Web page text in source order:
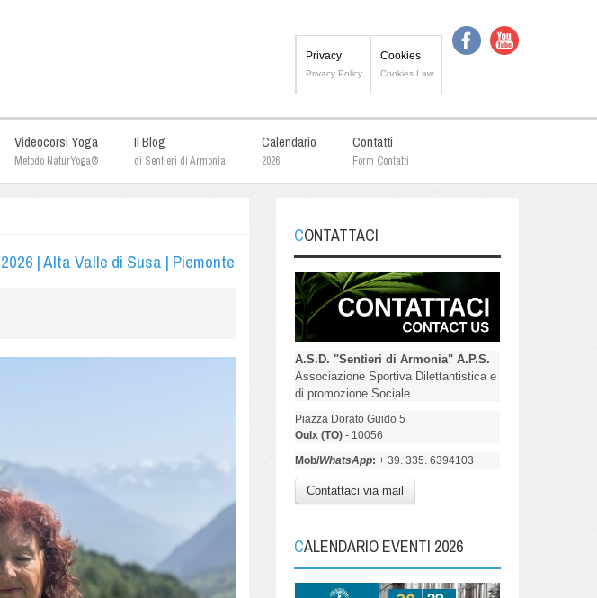
Privacy
Privacy Policy
Cookies
Cookies Law
Videocorsi Yoga
Metodo NaturYoga®
Il Blog
di Sentieri di Armonia
Calendario
2026
Contatti
Form Contatti
| Alta Valle di Susa | Piemonte
CONTATTACI
A.S.D. "Sentieri di Armonia" A.P.S.
Associazione Sportiva Dilettantistica e
di promozione Sociale.
Piazza Dorato Guido 5
Oulx (TO)- 10056
Mob/WhatsApp: + 39. 335. 6394103
Contattaci via mail
CALENDARIO EVENTI 2026